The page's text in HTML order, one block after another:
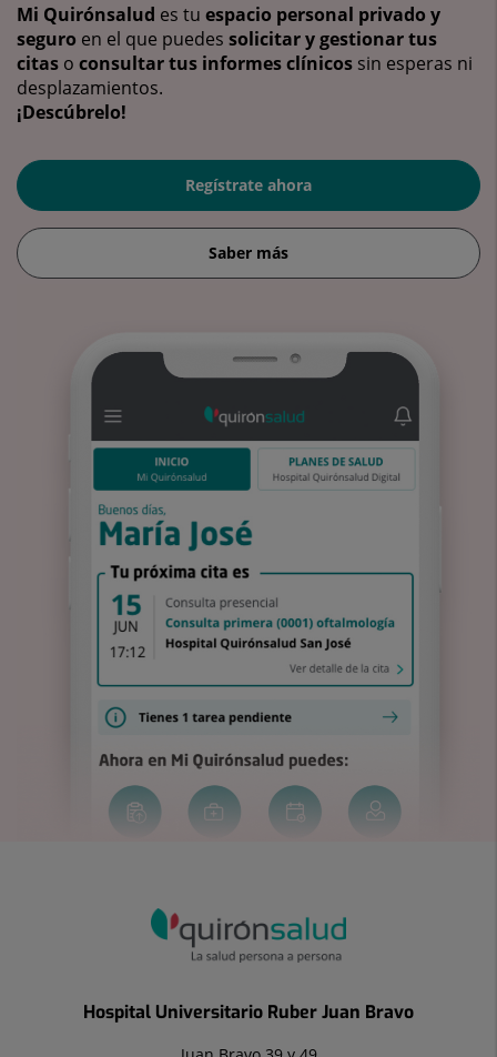
Mi Quirónsalud es tu espacio personal privado y
seguro en el que puedes solicitar y gestionar tus
citas o consultar tus informes clínicos sin esperas ni
desplazamientos.
¡Descúbrelo!
Regístrate ahora
Saber más
Hospital Universitario Ruber Juan Bravo